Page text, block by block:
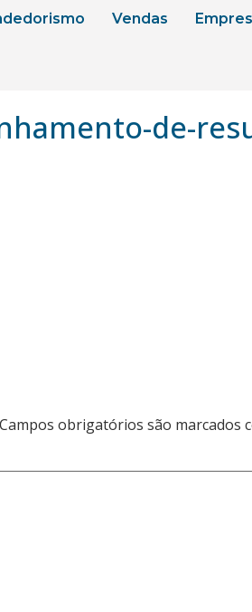
Vendas
de-
Campos obrigatórios são marcados